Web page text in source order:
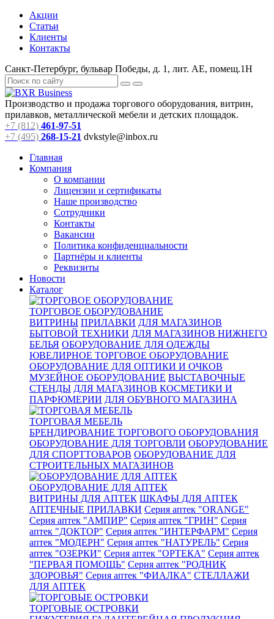
Акции
Статьи
Клиенты
Контакты
Санкт-Петербург, бульвар Победы, д. 1, лит. АЕ, помещ.1Н
Производство и продажа торгового оборудования, витрин,
прилавков, металлической мебели и детских площадок.
+7 (812) 461-97-51
+7 (495) 268-15-21 dvkstyle@inbox.ru
Главная
Компания
О компании
Лицензии и сертификаты
Наше производство
Сотрудники
Контакты
Вакансии
Политика конфиденциальности
Партнёры и клиенты
Реквизиты
Новости
Каталог
ТОРГОВОЕ ОБОРУДОВАНИЕ
ВИТРИНЫ ПРИЛАВКИ ДЛЯ МАГАЗИНОВ
БЫТОВОЙ ТЕХНИКИ ДЛЯ МАГАЗИНОВ НИЖНЕГО
БЕЛЬЯ ОБОРУДОВАНИЕ ДЛЯ ОДЕЖДЫ
ЮВЕЛИРНОЕ ТОРГОВОЕ ОБОРУДОВАНИЕ
ОБОРУДОВАНИЕ ДЛЯ ОПТИКИ И ОЧКОВ
МУЗЕЙНОЕ ОБОРУДОВАНИЕ ВЫСТАВОЧНЫЕ
СТЕНДЫ ДЛЯ МАГАЗИНОВ КОСМЕТИКИ И
ПАРФЮМЕРИИ ДЛЯ ОБУВНОГО МАГАЗИНА
ТОРГОВАЯ МЕБЕЛЬ
БРЕНДИРОВАНИЕ ТОРГОВОГО ОБОРУДОВАНИЯ
ОБОРУДОВАНИЕ ДЛЯ ТОРГОВЛИ ОБОРУДОВАНИЕ
ДЛЯ СПОРТТОВАРОВ ОБОРУДОВАНИЕ ДЛЯ
СТРОИТЕЛЬНЫХ МАГАЗИНОВ
ОБОРУДОВАНИЕ ДЛЯ АПТЕК
ВИТРИНЫ ДЛЯ АПТЕК ШКАФЫ ДЛЯ АПТЕК
АПТЕЧНЫЕ ПРИЛАВКИ Серия аптек "ORANGE"
Серия аптек "АМПИР" Серия аптек "ГРИН" Серия
аптек "ДОКТОР" Серия аптек "ИНТЕРФАРМ" Серия
аптек "МОДЕРН" Серия аптек "НАТУРЕЛЬ" Серия
аптек "ОЗЕРКИ" Серия аптек "ОРТЕКА" Серия аптек
"ПЕРВАЯ ПОМОЩЬ" Серия аптек "РОДНИК
ЗДОРОВЬЯ" Серия аптек "ФИАЛКА" СТЕЛЛАЖИ
ДЛЯ АПТЕК
ТОРГОВЫЕ ОСТРОВКИ